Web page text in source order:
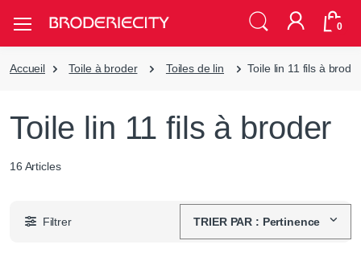
0
Accueil Toile à broder Toiles de lin Toile lin 11 fils à broder
Toile lin 11 fils à broder
16 Articles
Filtrer TRIER PAR : Pertinence